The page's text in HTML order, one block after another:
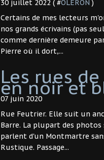
30 juillet 2022 ( #OLERON )
Certains de mes lecteurs
nos grands écrivains (pas
comme dernière demeure
Pierre où il dort,...
Les rues
en noir et
07 juin 2020
Rue Feutrier. Elle suit un
Barre. La plupart des
parlent d'un Montmartre
Rustique. Passage...